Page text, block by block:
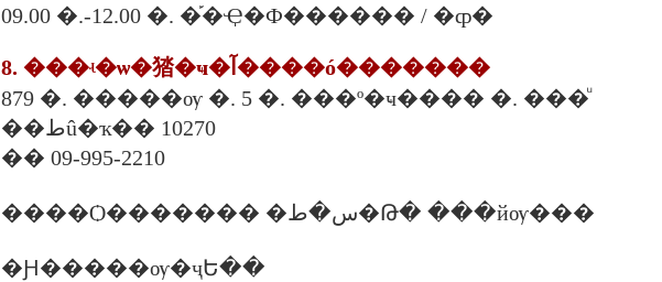
09.00 �.-12.00 �. �֡�Ҿ�Ф������ / �ȹ�
8. ���ʵ�ѡ�㹺�ҹ�آ����ó�������
879 �. �����ѹ �. 5 �. ���º�ҹ���� �. ���ͧ
��طû�ҡ�� 10270
�� 09-995-2210
����Ѻ������� �س�ط�Թ� ���йѹ���
�Ԩ�����ѹ�ҷԵ��